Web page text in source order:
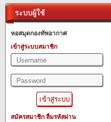
ระบบผู้ใช้
หอสมุดกองทัพอากาศ
เข้าสู่ระบบสมาชิก
สมัครสมาชิก ลืมรหัสผ่าน